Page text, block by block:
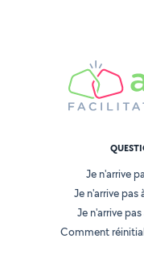
Je n'arrive
Je n'arrive
Je n'arrive
Comment